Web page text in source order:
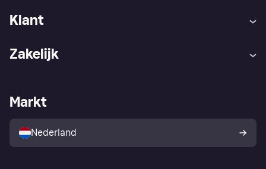
Klant
Winkeloverzicht
Kopersbescherming voor
consumenten
Zakelijk
Zakelijke login
Markt
Nederland